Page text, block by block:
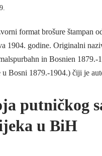
format brošure štampan
1904. godine. Originalni
in Bosnien 1879.-
u Bosni 1879.-1904.) čiji je
putničkog
u BiH